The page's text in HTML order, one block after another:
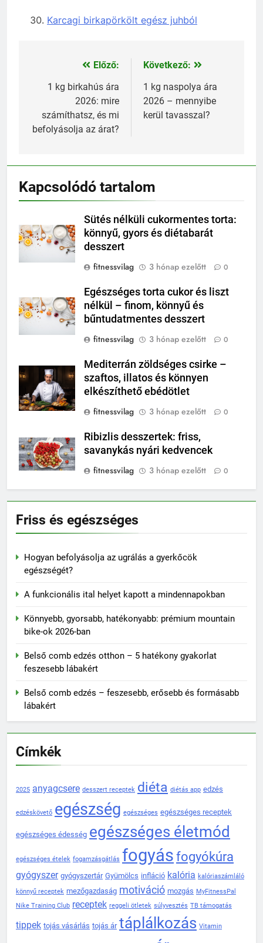
Karcagi birkapörkölt egész juhból
Bejegyzés
navigáció
Előző:
1 kg birkahús ára
2026: mire
számíthatsz, és mi
befolyásolja az árat?
Következő:
1 kg naspolya ára
2026 – mennyibe
kerül tavasszal?
Kapcsolódó tartalom
Sütés nélküli cukormentes torta:
könnyű, gyors és diétabarát
desszert
fitnessvilag
3 hónap ezelőtt 0
Egészséges torta cukor és liszt
nélkül – finom, könnyű és
bűntudatmentes desszert
fitnessvilag
3 hónap ezelőtt 0
Mediterrán zöldséges csirke –
szaftos, illatos és könnyen
elkészíthető ebédötlet
fitnessvilag
3 hónap ezelőtt 0
Ribizlis desszertek: friss,
savanykás nyári kedvencek
fitnessvilag
3 hónap ezelőtt 0
Friss és egészséges
Hogyan befolyásolja az ugrálás a gyerkőcök
egészségét?
A funkcionális ital helyet kapott a mindennapokban
Könnyebb, gyorsabb, hatékonyabb: prémium mountain
bike-ok 2026-ban
Belső comb edzés otthon – 5 hatékony gyakorlat
feszesebb lábakért
Belső comb edzés – feszesebb, erősebb és formásabb
lábakért
Címkék
2025 anyagcsere desszert receptek diéta diétás app edzés
edzéskövető egészség egészséges egészséges receptek
egészséges édesség egészséges életmód
egészséges ételek fogamzásgátlás fogyás fogyókúra
gyógyszer gyógyszertár Gyümölcs infláció kalória kalóriaszámláló
könnyű receptek mezőgazdaság motiváció mozgás MyFitnessPal
Nike Training Club receptek reggeli ötletek súlyvesztés TB támogatás
tippek tojás vásárlás tojás ár táplálkozás Vitamin